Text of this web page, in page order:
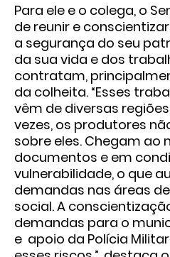
Para ele e o colega, o
de reunir e
a segurança do seu
da sua vida e dos
contratam,
da colheita. “Esses
vêm de diversas
vezes, os produtores
sobre eles. Chegam ao
documentos e em
vulnerabilidade, o que
demandas nas áreas
social. A
demandas para o
e apoio da Polícia